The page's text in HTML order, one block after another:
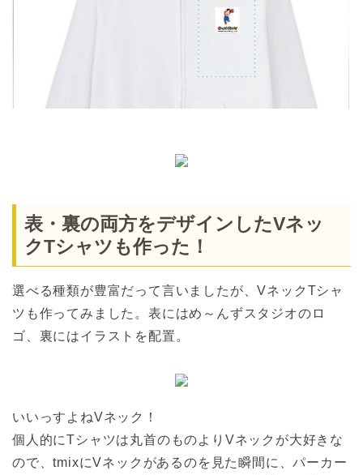
表・裏の両方をデザインしたVネッ
クTシャツも作った！
選べる種類が豊富だって言いましたが、VネックTシャ
ツも作ってみました。表にはめ～んずスタジオのロ
ゴ、裏にはイラストを配置。
いいっすよねVネック！
個人的にTシャツは丸首のものよりVネックが大好きな
ので、tmixにVネックがあるのを見た瞬間に、パーカー